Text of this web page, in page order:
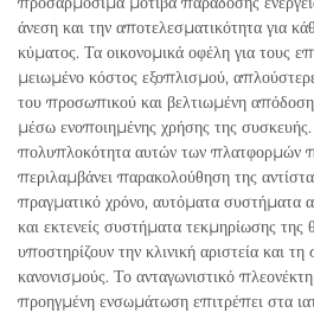
άνεση και την αποτελεσματικότητα για
κύματος. Τα οικονομικά οφέλη για τους
μειωμένο κόστος εξοπλισμού,
του προσωπικού και βελτιωμένη
μέσω ενοποιημένης χρήσης της
πολυπλοκότητα αυτών των πλατφορμών
περιλαμβάνει παρακολούθηση της
πραγματικό χρόνο, αυτόματα συστήματα
και εκτενείς συστήματα τεκμηρίωσης της
υποστηρίζουν την κλινική αριστεία και
κανονισμούς. Το ανταγωνιστικό
προηγμένη ενσωμάτωση επιτρέπει στα